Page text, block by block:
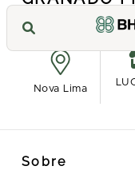
Nova Lima
Sobre